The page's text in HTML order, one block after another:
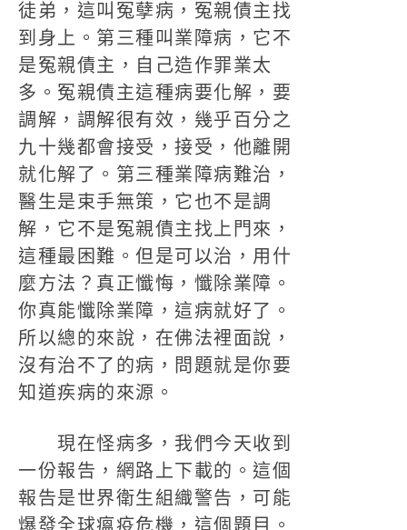
徒弟，這叫冤孽病，冤親債主找
到身上。第三種叫業障病，它不
是冤親債主，自己造作罪業太
多。冤親債主這種病要化解，要
調解，調解很有效，幾乎百分之
九十幾都會接受，接受，他離開
就化解了。第三種業障病難治，
醫生是束手無策，它也不是調
解，它不是冤親債主找上門來，
這種最困難。但是可以治，用什
麼方法？真正懺悔，懺除業障。
你真能懺除業障，這病就好了。
所以總的來說，在佛法裡面說，
沒有治不了的病，問題就是你要
知道疾病的來源。
現在怪病多，我們今天收到
一份報告，網路上下載的。這個
報告是世界衛生組織警告，可能
爆發全球瘟疫危機，這個題目。